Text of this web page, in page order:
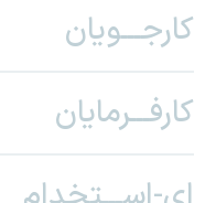
کارجـــویان
کارفـــرمایان